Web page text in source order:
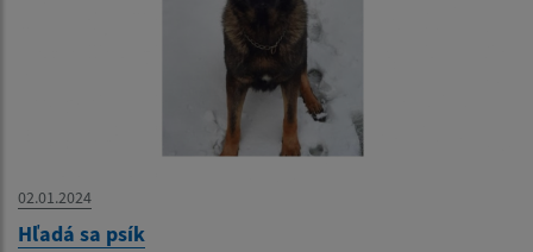
02.01.2024
Hľadá sa psík